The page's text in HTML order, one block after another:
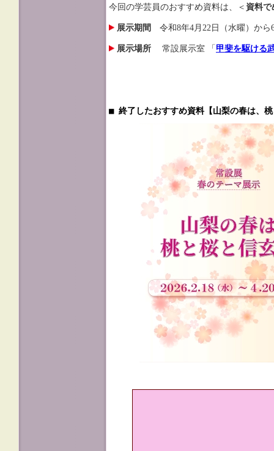
今回の学芸員のおすすめ資料は、＜ 資料で
展示期間 令和8年4月22日（水曜）から
展示場所 常設展示室 「 甲斐を駆ける
■ 終了したおすすめ資料【山梨の春は、